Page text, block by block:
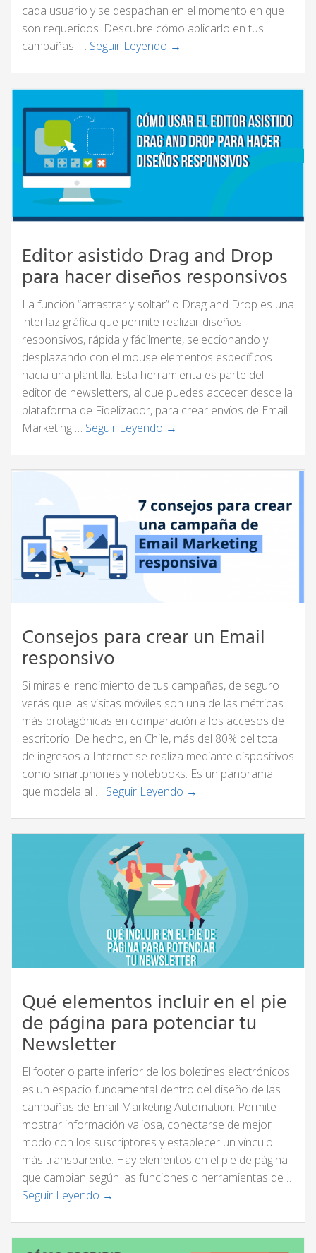
cada usuario y se despachan en el momento en que
son requeridos. Descubre cómo aplicarlo en tus
campañas. … Seguir Leyendo →
Editor asistido Drag and Drop
para hacer diseños responsivos
La función “arrastrar y soltar” o Drag and Drop es una
interfaz gráfica que permite realizar diseños
responsivos, rápida y fácilmente, seleccionando y
desplazando con el mouse elementos específicos
hacia una plantilla. Esta herramienta es parte del
editor de newsletters, al que puedes acceder desde la
plataforma de Fidelizador, para crear envíos de Email
Marketing … Seguir Leyendo →
Consejos para crear un Email
responsivo
Si miras el rendimiento de tus campañas, de seguro
verás que las visitas móviles son una de las métricas
más protagónicas en comparación a los accesos de
escritorio. De hecho, en Chile, más del 80% del total
de ingresos a Internet se realiza mediante dispositivos
como smartphones y notebooks. Es un panorama
que modela al … Seguir Leyendo →
Qué elementos incluir en el pie
de página para potenciar tu
Newsletter
El footer o parte inferior de los boletines electrónicos
es un espacio fundamental dentro del diseño de las
campañas de Email Marketing Automation. Permite
mostrar información valiosa, conectarse de mejor
modo con los suscriptores y establecer un vínculo
más transparente. Hay elementos en el pie de página
que cambian según las funciones o herramientas de …
Seguir Leyendo →